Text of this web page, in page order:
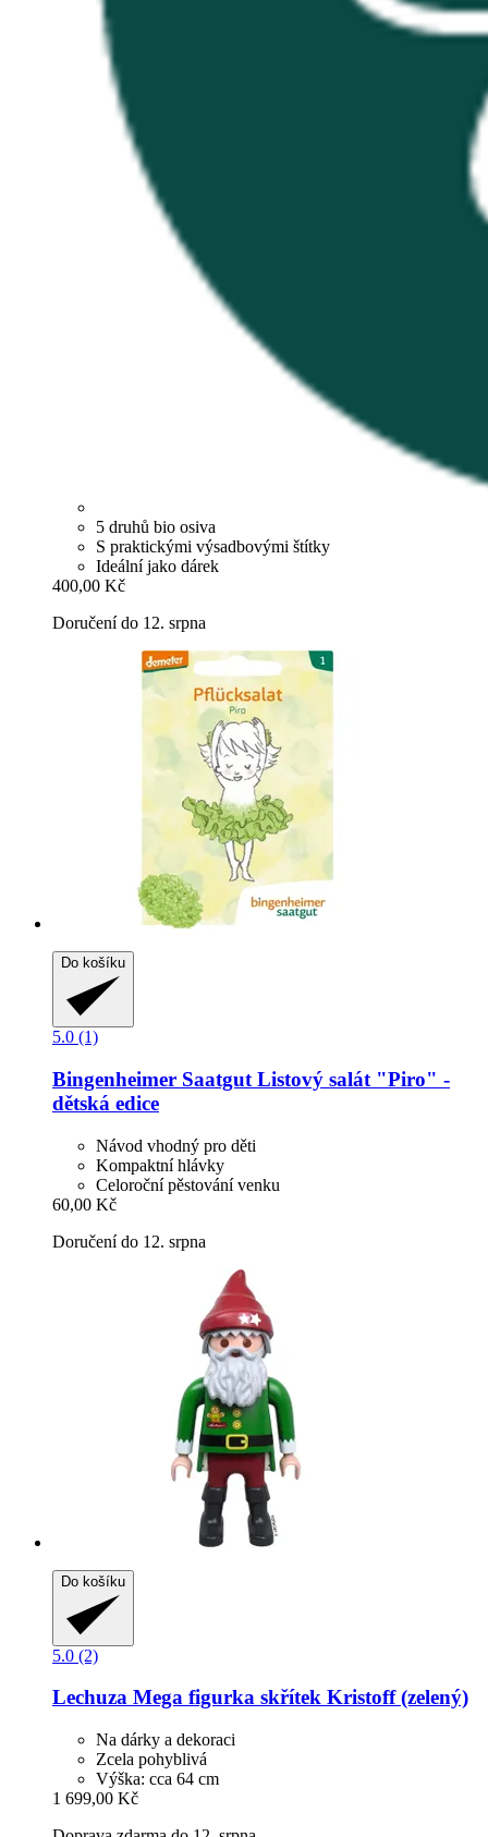
5 druhů bio osiva
S praktickými výsadbovými štítky
Ideální jako dárek
400,00 Kč
Doručení do 12. srpna
Do košíku
5.0 (1)
Bingenheimer Saatgut Listový salát "Piro" -​
dětská edice
Návod vhodný pro děti
Kompaktní hlávky
Celoroční pěstování venku
60,00 Kč
Doručení do 12. srpna
Do košíku
5.0 (2)
Lechuza Mega figurka skřítek Kristoff (zelený)
Na dárky a dekoraci
Zcela pohyblivá
Výška: cca 64 cm
1 699,00 Kč